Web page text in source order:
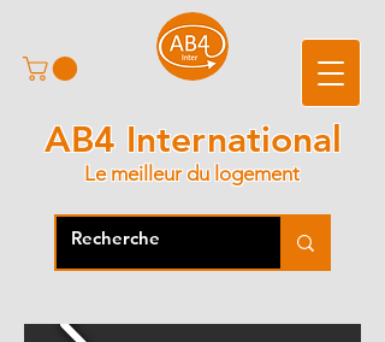
AB4 International
Le meilleur du logement